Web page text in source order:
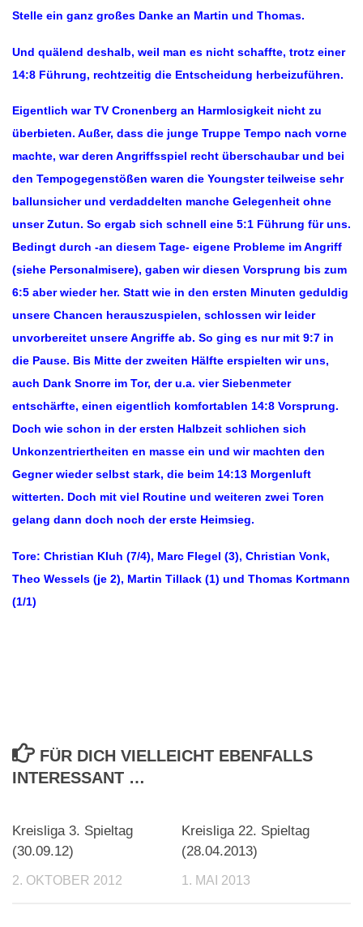
Stelle ein ganz großes Danke an Martin und Thomas.
Und quälend deshalb, weil man es nicht schaffte, trotz einer
14:8 Führung, rechtzeitig die Entscheidung herbeizuführen.
Eigentlich war TV Cronenberg an Harmlosigkeit nicht zu
überbieten. Außer, dass die junge Truppe Tempo nach vorne
machte, war deren Angriffsspiel recht überschaubar und bei
den Tempogegenstößen waren die Youngster teilweise sehr
ballunsicher und verdaddelten manche Gelegenheit ohne
unser Zutun. So ergab sich schnell eine 5:1 Führung für uns.
Bedingt durch -an diesem Tage- eigene Probleme im Angriff
(siehe Personalmisere), gaben wir diesen Vorsprung bis zum
6:5 aber wieder her. Statt wie in den ersten Minuten geduldig
unsere Chancen herauszuspielen, schlossen wir leider
unvorbereitet unsere Angriffe ab. So ging es nur mit 9:7 in
die Pause. Bis Mitte der zweiten Hälfte erspielten wir uns,
auch Dank Snorre im Tor, der u.a. vier Siebenmeter
entschärfte, einen eigentlich komfortablen 14:8 Vorsprung.
Doch wie schon in der ersten Halbzeit schlichen sich
Unkonzentriertheiten en masse ein und wir machten den
Gegner wieder selbst stark, die beim 14:13 Morgenluft
witterten. Doch mit viel Routine und weiteren zwei Toren
gelang dann doch noch der erste Heimsieg.
Tore: Christian Kluh (7/4), Marc Flegel (3), Christian Vonk,
Theo Wessels (je 2), Martin Tillack (1) und Thomas Kortmann
(1/1)
FÜR DICH VIELLEICHT EBENFALLS
INTERESSANT …
Kreisliga 3. Spieltag
(30.09.12)
2. OKTOBER 2012
Kreisliga 22. Spieltag
(28.04.2013)
1. MAI 2013